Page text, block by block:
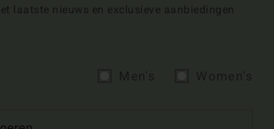
laatste nieuws en exclusieve aanbiedingen